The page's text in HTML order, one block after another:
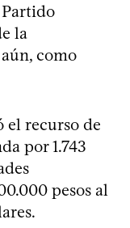
la
como
el recurso de
por 1.743
pesos al